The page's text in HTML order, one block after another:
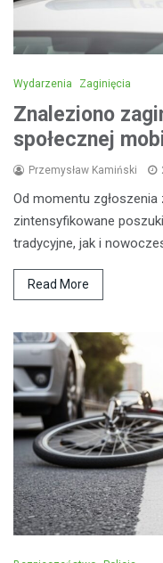
Wydarzenia Zaginięcia
Znaleziono
społecznej
Przemysław Kamiński
Od momentu
zintensyfikowane
tradycyjne, jak i
Read More